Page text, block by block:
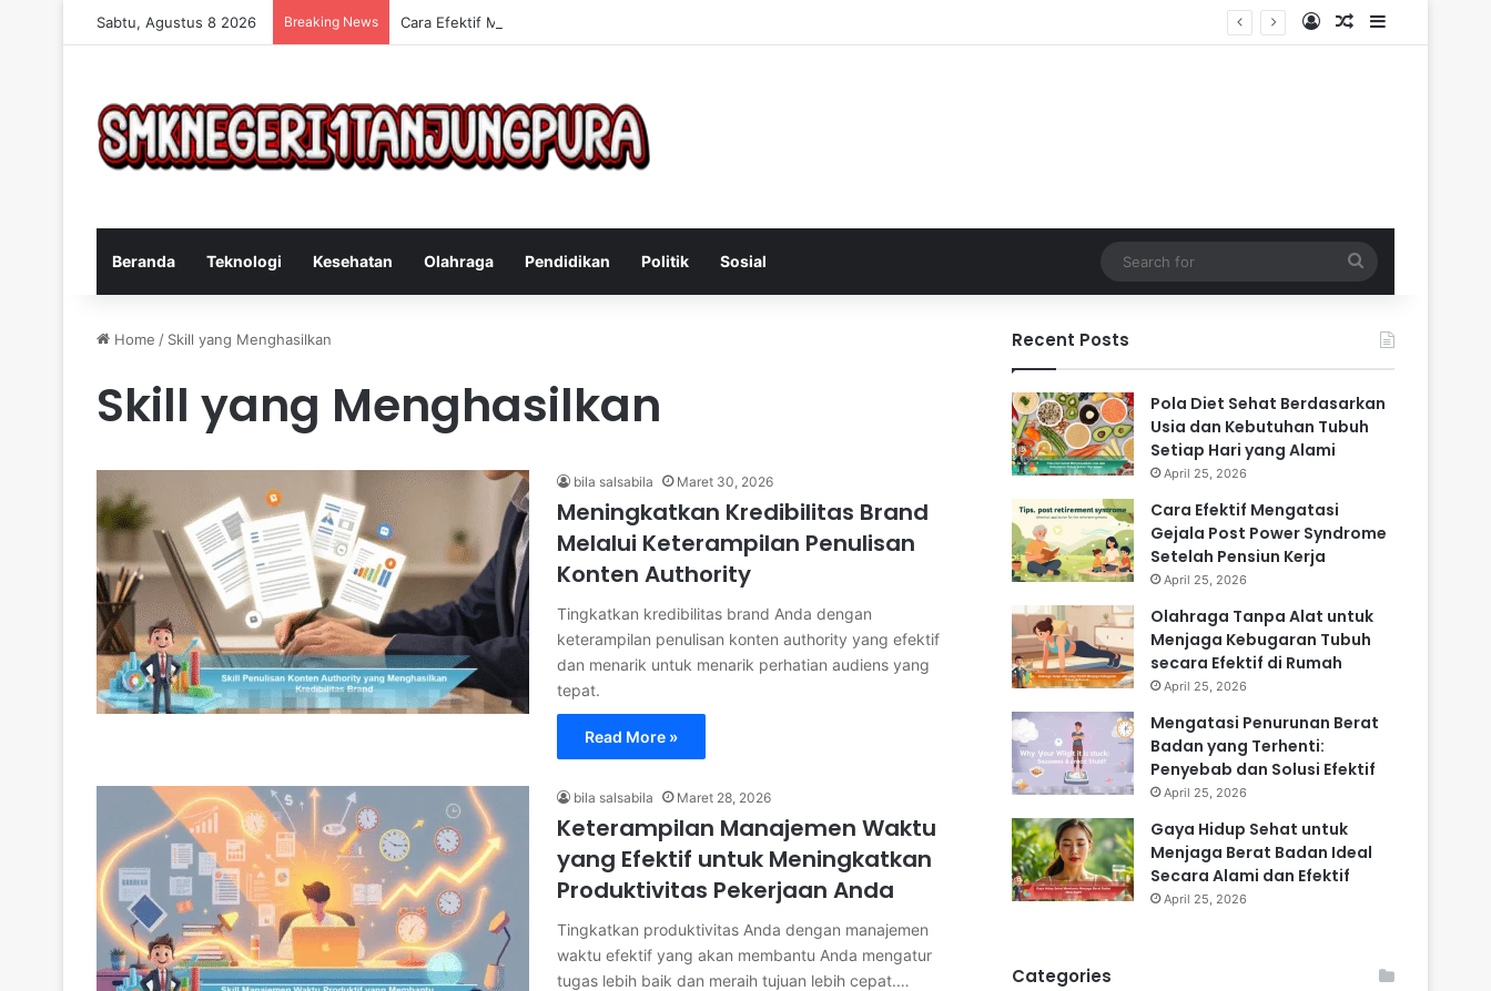
Sabtu, Agustus 8 2026 Breaking News Cara Efektif Mengatasi Gejala Post Power Syndrome Setelah Pensiun Kerja Log InRandom Article
Sidebar
Beranda Teknologi Kesehatan Olahraga Pendidikan Politik Sosial
for
Home / Skill yang Menghasilkan
Skill yang Menghasilkan
bila salsabila Maret 30, 2026
Meningkatkan Kredibilitas Brand
Melalui Keterampilan Penulisan
Konten Authority
Tingkatkan kredibilitas brand Anda dengan
keterampilan penulisan konten authority yang efektif
dan menarik untuk menarik perhatian audiens yang
tepat.
Read More »
bila salsabila Maret 28, 2026
Keterampilan Manajemen Waktu
yang Efektif untuk Meningkatkan
Produktivitas Pekerjaan Anda
Tingkatkan produktivitas Anda dengan manajemen
waktu efektif yang akan membantu Anda mengatur
tugas lebih baik dan meraih tujuan lebih cepat.…
Recent Posts
Pola Diet Sehat Berdasarkan
Usia dan Kebutuhan Tubuh
Setiap Hari yang Alami
April 25, 2026
Cara Efektif Mengatasi
Gejala Post Power Syndrome
Setelah Pensiun Kerja
April 25, 2026
Olahraga Tanpa Alat untuk
Menjaga Kebugaran Tubuh
secara Efektif di Rumah
April 25, 2026
Mengatasi Penurunan Berat
Badan yang Terhenti:
Penyebab dan Solusi Efektif
April 25, 2026
Gaya Hidup Sehat untuk
Menjaga Berat Badan Ideal
Secara Alami dan Efektif
April 25, 2026
Categories